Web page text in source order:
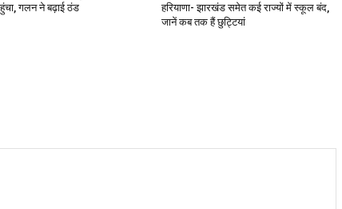
गलन ने बढ़ाई ठंड
हरियाणा- झारखंड समेत कई राज्यों में स्कूल बंद,
जानें कब तक हैं छुट्टियां